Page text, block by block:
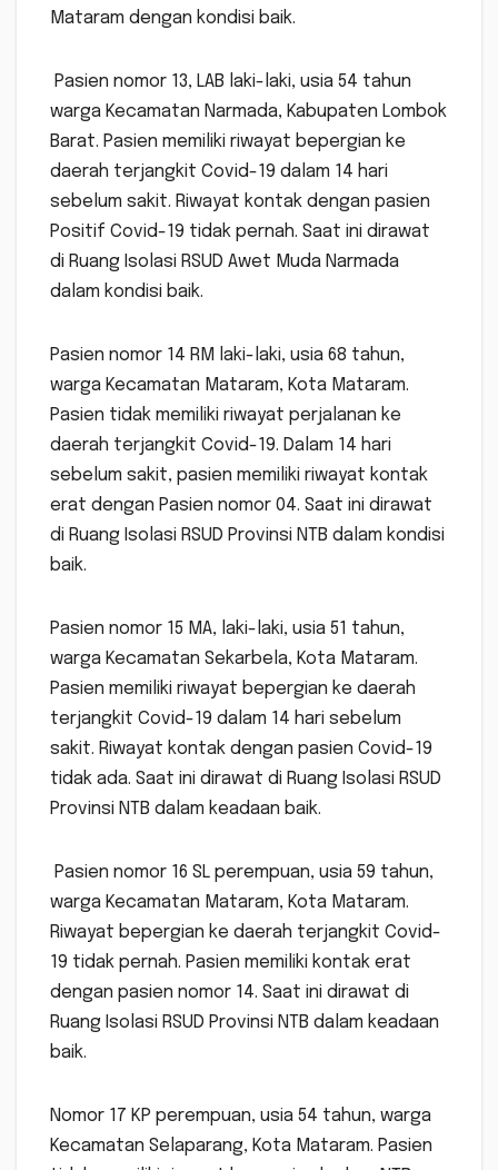
Mataram dengan kondisi baik.
Pasien nomor 13, LAB laki-laki, usia 54 tahun
warga Kecamatan Narmada, Kabupaten Lombok
Barat. Pasien memiliki riwayat bepergian ke
daerah terjangkit Covid-19 dalam 14 hari
sebelum sakit. Riwayat kontak dengan pasien
Positif Covid-19 tidak pernah. Saat ini dirawat
di Ruang Isolasi RSUD Awet Muda Narmada
dalam kondisi baik.
Pasien nomor 14 RM laki-laki, usia 68 tahun,
warga Kecamatan Mataram, Kota Mataram.
Pasien tidak memiliki riwayat perjalanan ke
daerah terjangkit Covid-19. Dalam 14 hari
sebelum sakit, pasien memiliki riwayat kontak
erat dengan Pasien nomor 04. Saat ini dirawat
di Ruang Isolasi RSUD Provinsi NTB dalam kondisi
baik.
Pasien nomor 15 MA, laki-laki, usia 51 tahun,
warga Kecamatan Sekarbela, Kota Mataram.
Pasien memiliki riwayat bepergian ke daerah
terjangkit Covid-19 dalam 14 hari sebelum
sakit. Riwayat kontak dengan pasien Covid-19
tidak ada. Saat ini dirawat di Ruang Isolasi RSUD
Provinsi NTB dalam keadaan baik.
Pasien nomor 16 SL perempuan, usia 59 tahun,
warga Kecamatan Mataram, Kota Mataram.
Riwayat bepergian ke daerah terjangkit Covid-
19 tidak pernah. Pasien memiliki kontak erat
dengan pasien nomor 14. Saat ini dirawat di
Ruang Isolasi RSUD Provinsi NTB dalam keadaan
baik.
Nomor 17 KP perempuan, usia 54 tahun, warga
Kecamatan Selaparang, Kota Mataram. Pasien